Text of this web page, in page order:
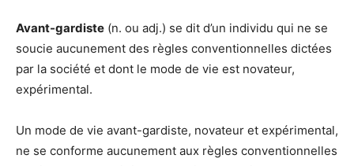
Avant-gardiste (n. ou adj.) se dit d’un individu qui ne se
soucie aucunement des règles conventionnelles dictées
par la société et dont le mode de vie est novateur,
expérimental.
Un mode de vie avant-gardiste, novateur et expérimental,
ne se conforme aucunement aux règles conventionnelles